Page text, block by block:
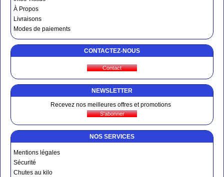
À Propos
Livraisons
Modes de paiements
CONTACTEZ-NOUS
NEWSLETTER
Recevez nos meilleures offres et promotions
NOS SERVICES
Mentions légales
Sécurité
Chutes au kilo